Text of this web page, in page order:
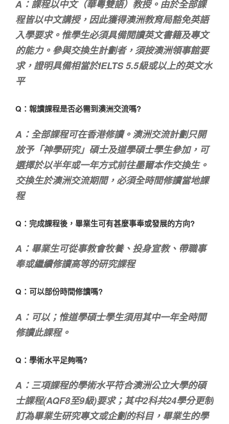
A：課程以中文（華粵雙語）教授。由於全部課
程皆以中文講授，因此獲得澳洲教育局豁免英語
入學要求。惟學生必須具備閱讀英文書籍及專文
的能力。參與交換生計劃者，須按澳洲領事館要
求，證明具備相當於IELTS 5.5級或以上的英文水
平
Q：報讀課程是否必需到澳洲交流嗎?
A：全部課程可在香港修讀。澳洲交流計劃只開
放予「神學研究」碩士及道學碩士學生參加，可
選擇於以半年或一年方式前往墨爾本作交換生。
交換生於澳洲交流期間，必須全時間修讀當地課
程
Q：完成課程後，畢業生可有甚麼事奉或發展的方向?
A：畢業生可從事教會牧養、投身宣教、帶職事
奉或繼續修讀高等的研究課程
Q：可以部份時間修讀嗎?
A：可以；惟道學碩士學生須用其中一年全時間
修讀此課程。
Q：學術水平足夠嗎?
A：三項課程的學術水平符合澳洲公立大學的碩
士課程(AQF8至9級)要求；其中2科共24學分更制
訂為畢業生研究專文或企劃的科目，畢業生的學